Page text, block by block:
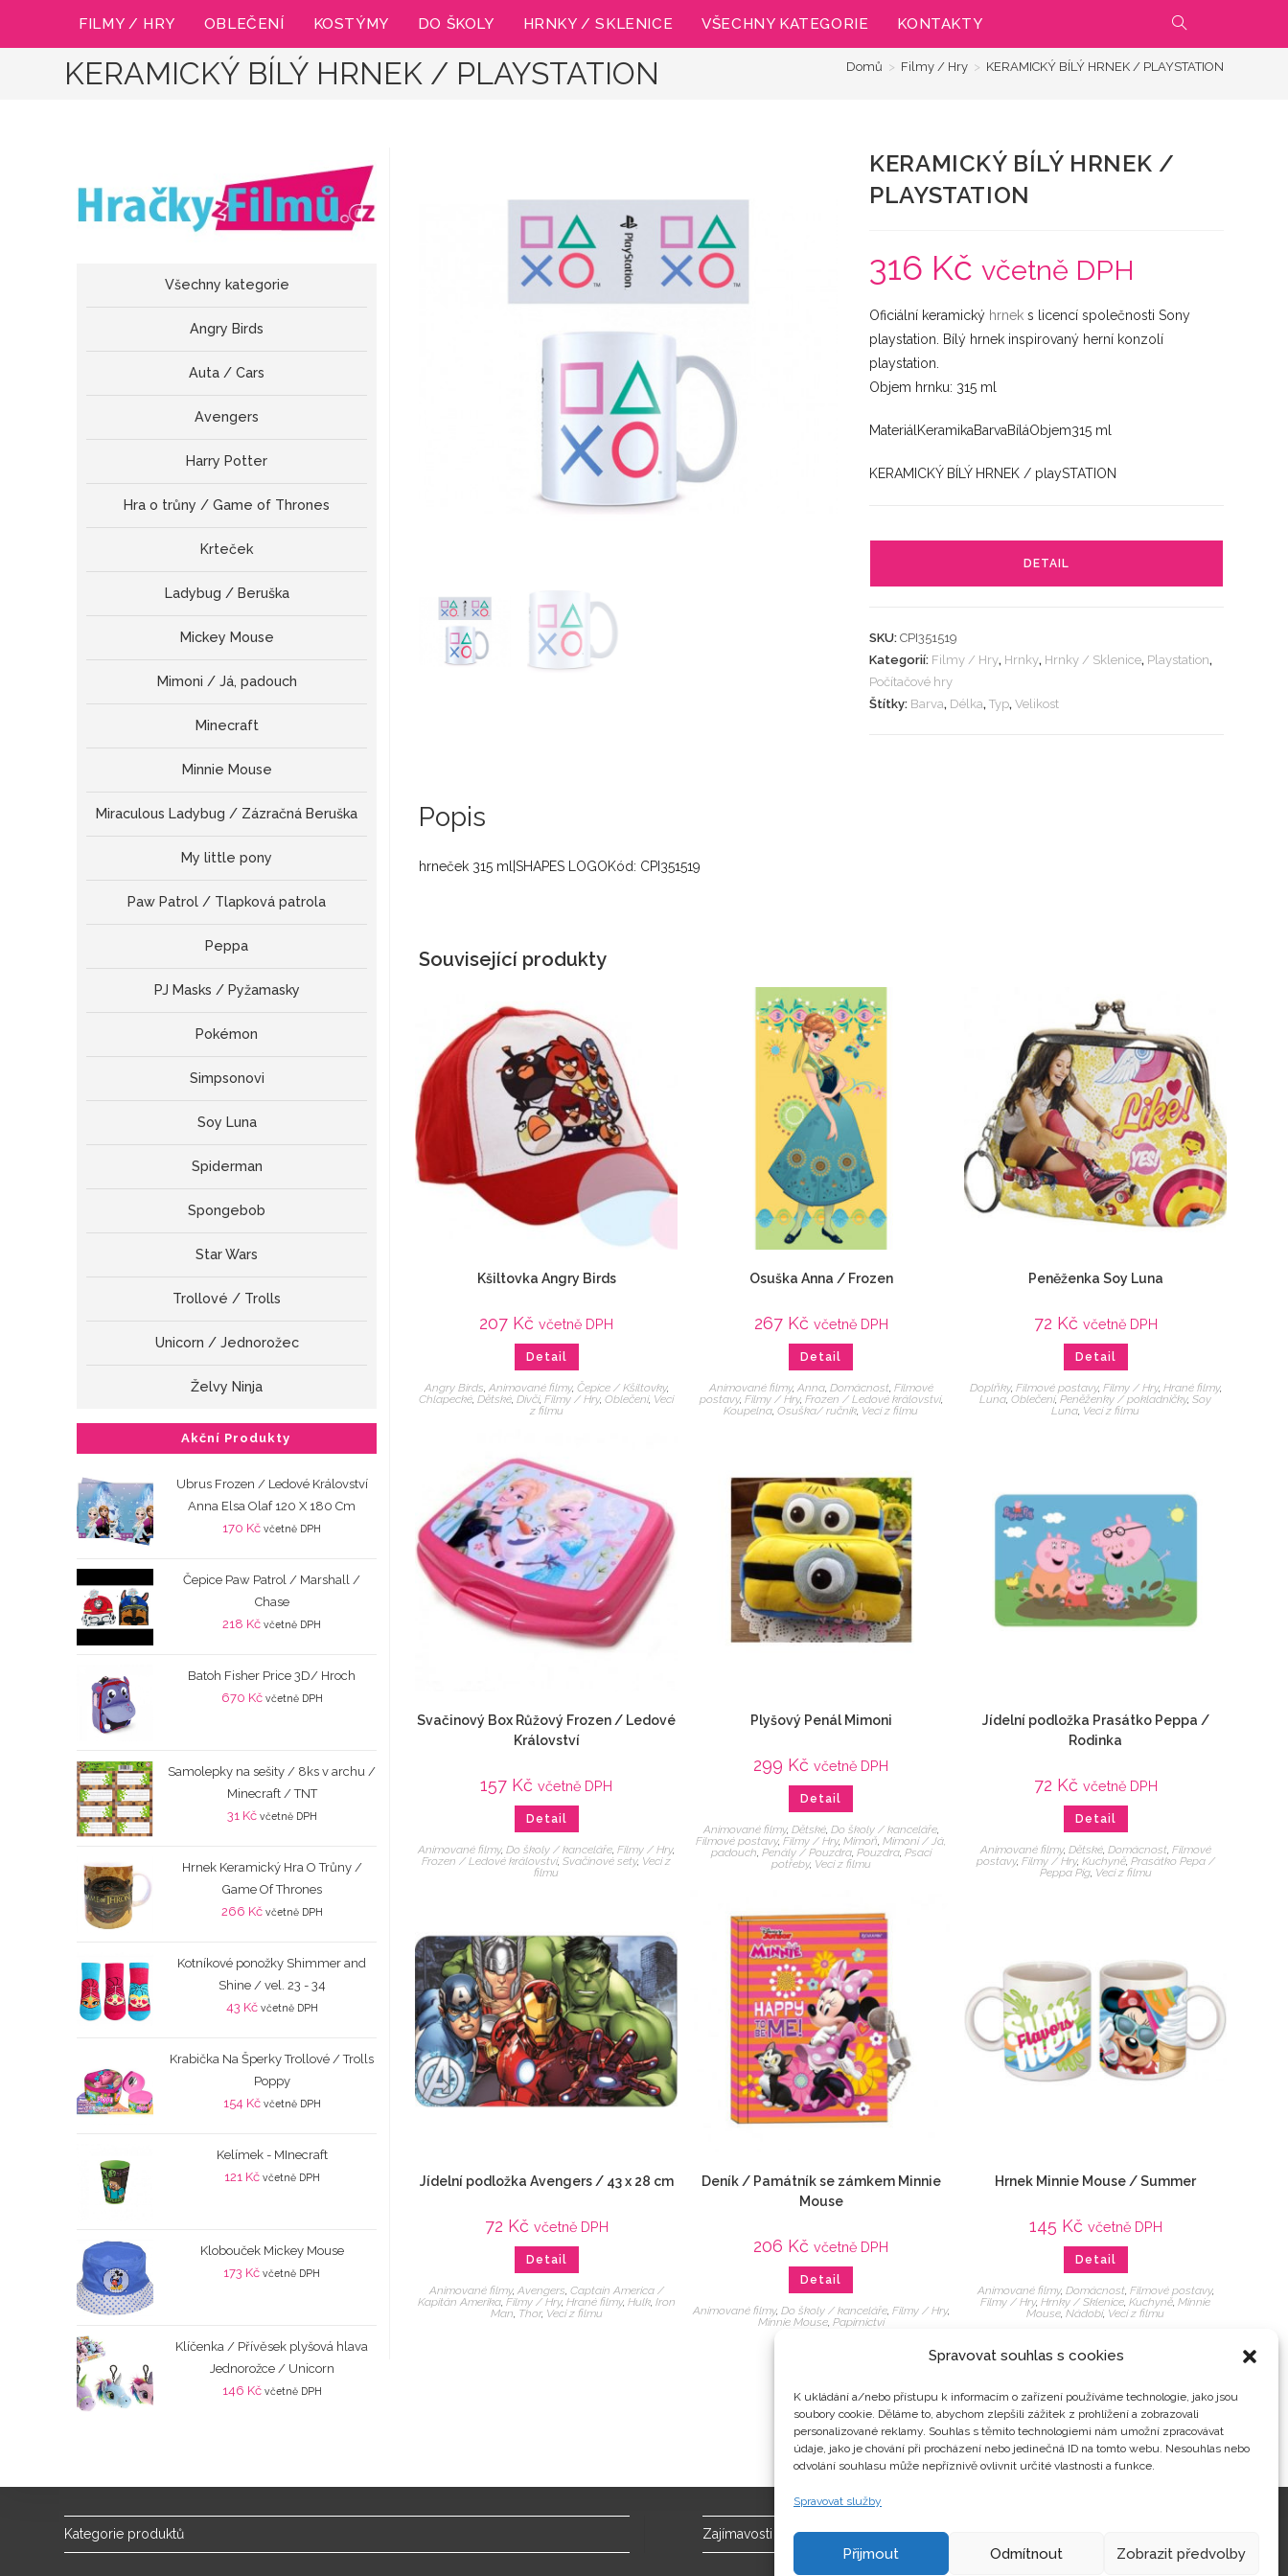
Spravovat souhlas s cookies
K ukládání a/nebo přístupu k informacím o zařízení používáme technologie, jako jsou
soubory cookie. Děláme to, abychom zlepšili zážitek z prohlížení a zobrazovali
personalizované reklamy. Souhlas s těmito technologiemi nám umožní zpracovávat
údaje, jako je chování při procházení nebo jedinečná ID na tomto webu. Nesouhlas nebo
odvolání souhlasu může nepříznivě ovlivnit určité vlastnosti a funkce.
Spravovat služby
Přijmout Odmítnout Zobrazit předvolby
FILMY / HRY OBLEČENÍ KOSTÝMY DO ŠKOLY HRNKY / SKLENICE VŠECHNY KATEGORIE KONTAKTY PŘEPNOUT
VYHLEDÁVÁNÍ
KERAMICKÝ BÍLÝ HRNEK / PLAYSTATION Domů > Filmy / Hry > KERAMICKÝ BÍLÝ HRNEK / PLAYSTATION
KERAMICKÝ BÍLÝ HRNEK /
PLAYSTATION
316 Kč včetně DPH
Oficiální keramický hrnek s licencí společnosti Sony
playstation. Bílý hrnek inspirovaný herní konzolí
playstation.
Objem hrnku: 315 ml
MateriálKeramikaBarvaBíláObjem315 ml
KERAMICKÝ BÍLÝ HRNEK / playSTATION
DETAIL
SKU:CPI351519
Kategorií: Filmy / Hry, Hrnky, Hrnky / Sklenice, Playstation,
Počítačové hry
Štítky: Barva, Délka,Typ,Velikost
Popis
hrneček 315 ml|SHAPES LOGOKód: CPI351519
Související produkty
Kšiltovka Angry Birds
207 Kč včetně DPH
Detail
Angry Birds, Animované filmy, Čepice / Kšiltovky,
Chlapecké,Dětské,Dívčí,Filmy / Hry,Oblečení, Veci
z filmu
Osuška Anna / Frozen
267 Kč včetně DPH
Detail
Animované filmy, Anna, Domácnost, Filmové
postavy, Filmy / Hry, Frozen / Ledové království,
Koupelna,Osuška/ ručník, Veci z filmu
Peněženka Soy Luna
72 Kč včetně DPH
Detail
Doplňky, Filmové postavy, Filmy / Hry, Hrané filmy,
Luna,Oblečení,Peněženky / pokladničky,Soy
Luna, Veci z filmu
Svačinový Box Růžový Frozen / Ledové
Království
157 Kč včetně DPH
Detail
Animované filmy,Do školy / kanceláře ,Filmy / Hry,
Frozen / Ledové království,Svačinové sety, Veci z
filmu
Plyšový Penál Mimoni
299 Kč včetně DPH
Detail
Animované filmy, Dětské, Do školy / kanceláře,
Filmové postavy,Filmy / Hry,Mimoň ,Mimoni / Já,
padouch Penály / Pouzdra, Pouzdra, Psací
potřeby, Veci z filmu
Jídelní podložka Prasátko Peppa /
Rodinka
72 Kč včetně DPH
Detail
Animované filmy, Dětské, Domácnost, Filmové
postavy, Filmy / Hry, Kuchyně, Prasátko Pepa /
Peppa Pig, Veci z filmu
Jídelní podložka Avengers / 43 x 28 cm
72 Kč včetně DPH
Detail
Animované filmy, Avengers, Captain America /
Kapitán Amerika, Filmy / Hry, Hrané filmy, Hulk, Iron
Man, Thor, Veci z filmu
Deník / Památník se zámkem Minnie
Mouse
206 Kč včetně DPH
Detail
Animované filmy, Do školy / kanceláře, Filmy / Hry,
Minnie Mouse, Papírnictví
Hrnek Minnie Mouse / Summer
145 Kč včetně DPH
Detail
Animované filmy, Domácnost, Filmové postavy,
Filmy / Hry,Hrnky / Sklenice,Kuchyně,Minnie
Mouse,Nádobí, Veci z filmu
Všechny kategorie
Angry Birds
Auta / Cars
Avengers
Harry Potter
Hra o trůny / Game of Thrones
Krteček
Ladybug / Beruška
Mickey Mouse
Mimoni / Já, padouch
Minecraft
Minnie Mouse
Miraculous Ladybug / Zázračná Beruška
My little pony
Paw Patrol / Tlapková patrola
Peppa
PJ Masks / Pyžamasky
Pokémon
Simpsonovi
Soy Luna
Spiderman
Spongebob
Star Wars
Trollové / Trolls
Unicorn / Jednorožec
Želvy Ninja
Akční Produkty
Ubrus Frozen / Ledové Království
Anna Elsa Olaf 120 X 180 Cm
170 Kč včetně DPH
Čepice Paw Patrol / Marshall /
Chase
218 Kč včetně DPH
Batoh Fisher Price 3D/ Hroch
670 Kč včetně DPH
Samolepky na sešity / 8ks v archu /
Minecraft / TNT
31 Kč včetně DPH
Hrnek Keramický Hra O Trůny /
Game Of Thrones
266 Kč včetně DPH
Kotníkové ponožky Shimmer and
Shine / vel. 23 - 34
43 Kč včetně DPH
Krabička Na Šperky Trollové / Trolls
Poppy
154 Kč včetně DPH
Kelímek - MInecraft
121 Kč včetně DPH
Klobouček Mickey Mouse
173 Kč včetně DPH
Klíčenka / Přívěsek plyšová hlava
Jednorožce / Unicorn
146 Kč včetně DPH
Kategorie produktů Zajímavosti